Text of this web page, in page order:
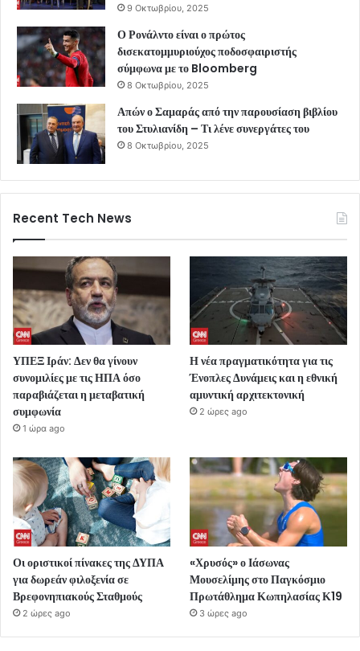
9 Οκτωβρίου, 2025
Ο Ρονάλντο είναι ο πρώτος
δισεκατομμυριούχος ποδοσφαιριστής
σύμφωνα με το Bloomberg
8 Οκτωβρίου, 2025
Απών ο Σαμαράς από την παρουσίαση βιβλίου
του Στυλιανίδη – Τι λένε συνεργάτες του
8 Οκτωβρίου, 2025
Recent Tech News
ΥΠΕΞ Ιράν: Δεν θα γίνουν
συνομιλίες με τις ΗΠΑ όσο
παραβιάζεται η μεταβατική
συμφωνία
1 ώρα ago
Η νέα πραγματικότητα για τις
Ένοπλες Δυνάμεις και η εθνική
αμυντική αρχιτεκτονική
2 ώρες ago
Οι οριστικοί πίνακες της ΔΥΠΑ
για δωρεάν φιλοξενία σε
Βρεφονηπιακούς Σταθμούς
2 ώρες ago
«Χρυσός» ο Ιάσωνας
Μουσελίμης στο Παγκόσμιο
Πρωτάθλημα Κωπηλασίας Κ19
3 ώρες ago